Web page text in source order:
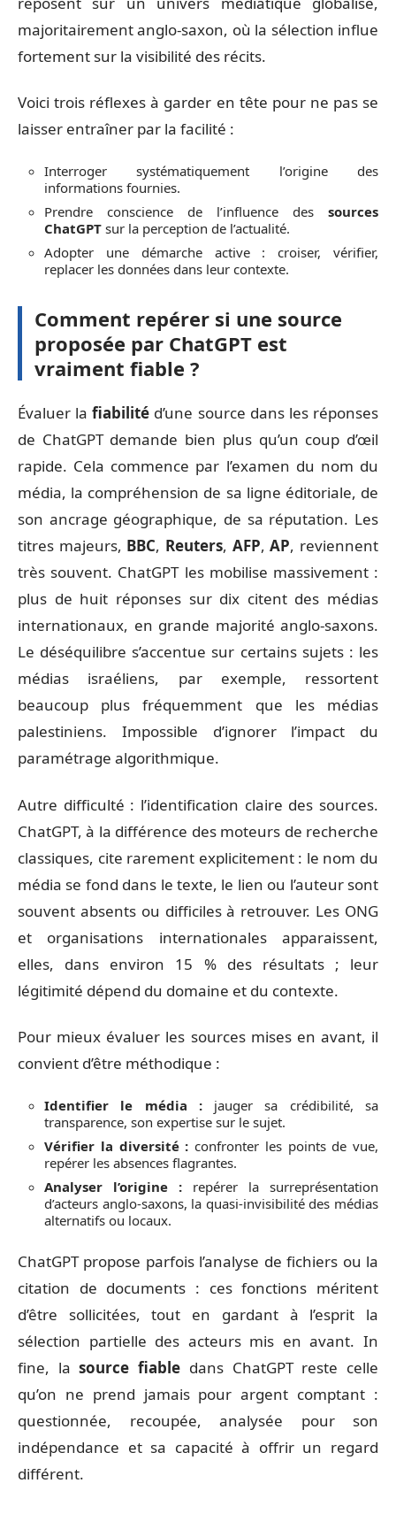
majoritairement anglo-saxon, où la sélection influe
fortement sur la visibilité des récits.
Voici trois réflexes à garder en tête pour ne pas se
laisser entraîner par la facilité :
Interroger systématiquement l’origine des
informations fournies.
Prendre conscience de l’influence des sources
ChatGPT sur la perception de l’actualité.
Adopter une démarche active : croiser, vérifier,
replacer les données dans leur contexte.
Comment repérer si une source
proposée par ChatGPT est
vraiment fiable ?
Évaluer lafiabilité d’une source dans les réponses
de ChatGPT demande bien plus qu’un coup d’œil
rapide. Cela commence par l’examen du nom du
média, la compréhension de sa ligne éditoriale, de
son ancrage géographique, de sa réputation. Les
titres majeurs, BBC, Reuters, AFP,AP, reviennent
très souvent. ChatGPT les mobilise massivement :
plus de huit réponses sur dix citent des médias
internationaux, en grande majorité anglo-saxons.
Le déséquilibre s’accentue sur certains sujets : les
médias israéliens, par exemple, ressortent
beaucoup plus fréquemment que les médias
palestiniens. Impossible d’ignorer l’impact du
paramétrage algorithmique.
Autre difficulté : l’identification claire des sources.
ChatGPT, à la différence des moteurs de recherche
classiques, cite rarement explicitement : le nom du
média se fond dans le texte, le lien ou l’auteur sont
souvent absents ou difficiles à retrouver. Les ONG
et organisations internationales apparaissent,
elles, dans environ 15 % des résultats ; leur
légitimité dépend du domaine et du contexte.
Pour mieux évaluer les sources mises en avant, il
convient d’être méthodique :
Identifier le média :jauger sa crédibilité, sa
transparence, son expertise sur le sujet.
Vérifier la diversité : confronter les points de vue,
repérer les absences flagrantes.
Analyser l’origine : repérer la surreprésentation
d’acteurs anglo-saxons, la quasi-invisibilité des médias
alternatifs ou locaux.
ChatGPT propose parfois l’analyse de fichiers ou la
citation de documents : ces fonctions méritent
d’être sollicitées, tout en gardant à l’esprit la
sélection partielle des acteurs mis en avant. In
fine, lasource fiable dans ChatGPT reste celle
qu’on ne prend jamais pour argent comptant :
questionnée, recoupée, analysée pour son
indépendance et sa capacité à offrir un regard
différent.